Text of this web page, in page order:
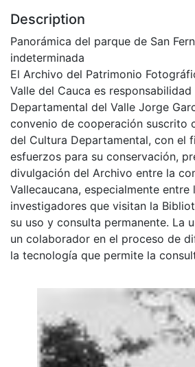
Description
Panorámica del parque de San
indeterminada
El Archivo del Patrimonio
Valle del Cauca es
Departamental del Valle Jorge
convenio de cooperación suscrito
del Cultura Departamental, con el
esfuerzos para su conservación,
divulgación del Archivo entre la
Vallecaucana, especialmente entre
investigadores que visitan la
su uso y consulta permanente. La
un colaborador en el proceso de
la tecnología que permite la